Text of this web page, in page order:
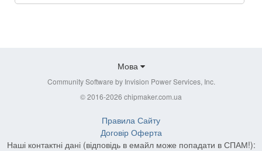
Мова
Community Software by Invision Power Services, Inc.
© 2016-2026 chipmaker.com.ua
Правила Сайту
Договір Оферта
Наші контактні дані (відповідь в емайл може попадати в СПАМ!):